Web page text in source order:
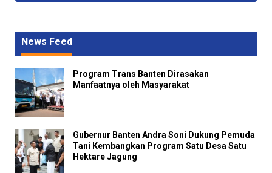
News Feed
Program Trans Banten Dirasakan
Manfaatnya oleh Masyarakat
Gubernur Banten Andra Soni Dukung Pemuda
Tani Kembangkan Program Satu Desa Satu
Hektare Jagung